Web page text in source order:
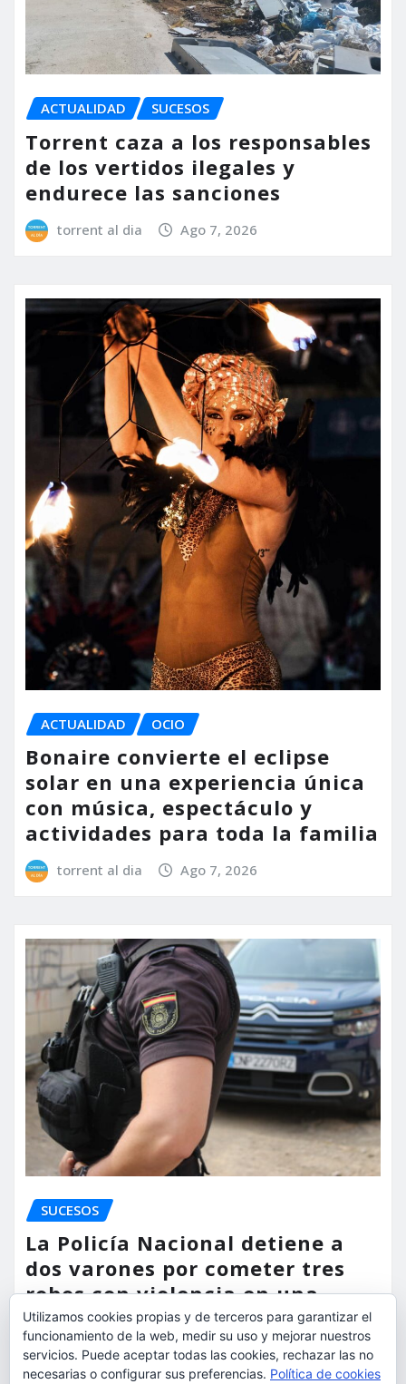
ACTUALIDAD SUCESOS
Torrent caza a los responsables
de los vertidos ilegales y
endurece las sanciones
torrent al dia Ago 7, 2026
ACTUALIDAD OCIO
Bonaire convierte el eclipse
solar en una experiencia única
con música, espectáculo y
actividades para toda la familia
torrent al dia Ago 7, 2026
SUCESOS
La Policía Nacional detiene a
dos varones por cometer tres
robos con violencia en una
misma mañana
torrent al dia Ago 7, 2026
Utilizamos cookies propias y de terceros para garantizar el
funcionamiento de la web, medir su uso y mejorar nuestros
servicios. Puede aceptar todas las cookies, rechazar las no
necesarias o configurar sus preferencias. Política de cookies